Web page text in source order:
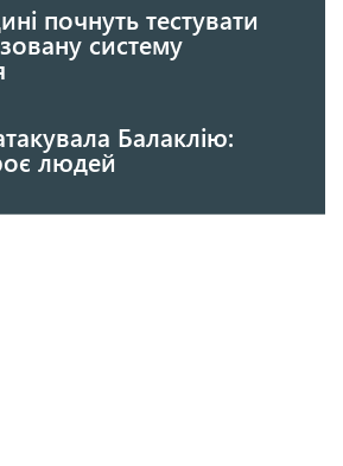
почнуть тестувати
систему
Балаклію:
людей